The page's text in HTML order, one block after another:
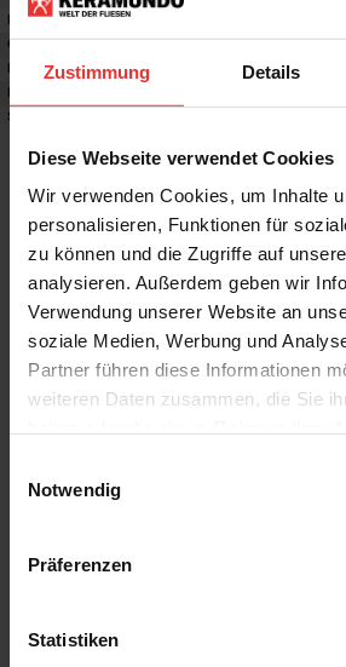
Zustimmung Details
Diese Webseite verwendet Cookies
Wir verwenden Cookies, um Inhalte
personalisieren, Funktionen für
zu können und die Zugriffe auf
analysieren. Außerdem geben wir
Verwendung unserer Website an
soziale Medien, Werbung und
Partner führen diese Informationen
weiteren Daten zusammen, die Sie
Notwendig
Präferenzen
Statistiken
Farbton:
Oberfläche:
matt
Rektifiziert:
ja
Rutschhemmwert
Stilrichtung
Weitere Produkte aus der Serie
Soft Stone